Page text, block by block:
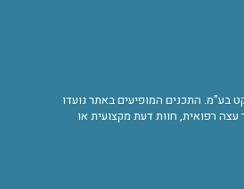
בע"מ. התכנים המופיעים באתר נועדו
רפואית, חוות דעת מקצועית או